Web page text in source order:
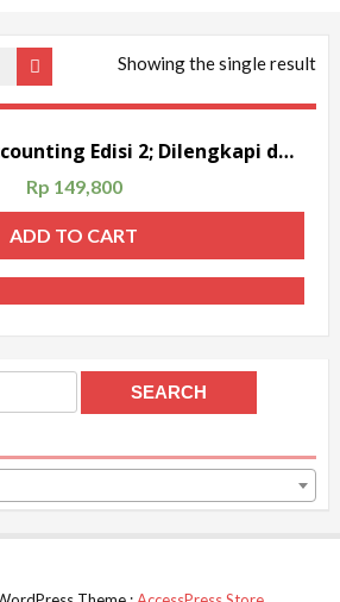
Showing the single result
Intermediate Accounting Edisi 2; Dilengkapi dengan Soal-soal Latihan
Rp 149,800
ADD TO CART
SEARCH